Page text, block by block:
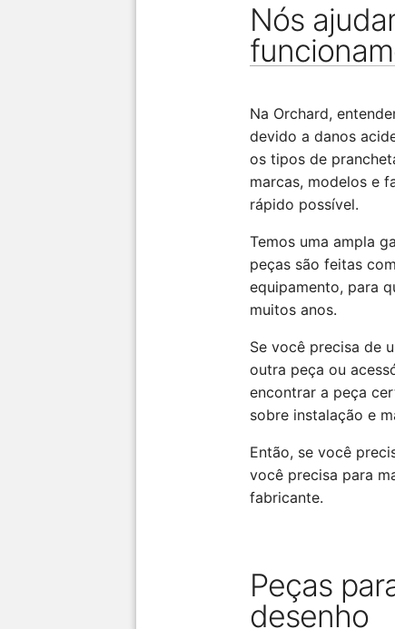
Nós
Na Orchard,
devido a danos
os tipos de
marcas, modelos e
rápido possível.
Temos uma ampla
peças são feitas
equipamento, para
muitos anos.
Se você precisa de
outra peça ou
encontrar a peça
sobre instalação e
Então, se você
você precisa para
fabricante.
Peças
desenho